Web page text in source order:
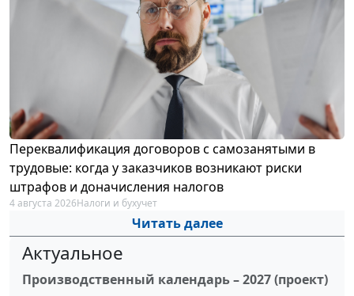
Переквалификация договоров с самозанятыми в
трудовые: когда у заказчиков возникают риски
штрафов и доначисления налогов
4 августа 2026Налоги и бухучет
Читать далее
Актуальное
Производственный календарь – 2027 (проект)